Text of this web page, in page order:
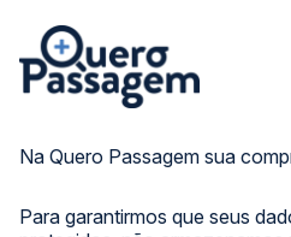
Na Quero Passagem sua
Para garantirmos que seus